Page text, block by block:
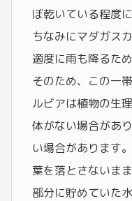
ぼ乾いている程度
ちなみにマダガス
適度に雨も降るた
そのため、この一
ルビアは植物の生
体がない場合があ
い場合があります。
葉を落とさないま
部分に貯めていた